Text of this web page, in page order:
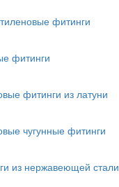
фитинги
фитинги
фитинги из латуни
чугунные фитинги
из нержавеющей стали